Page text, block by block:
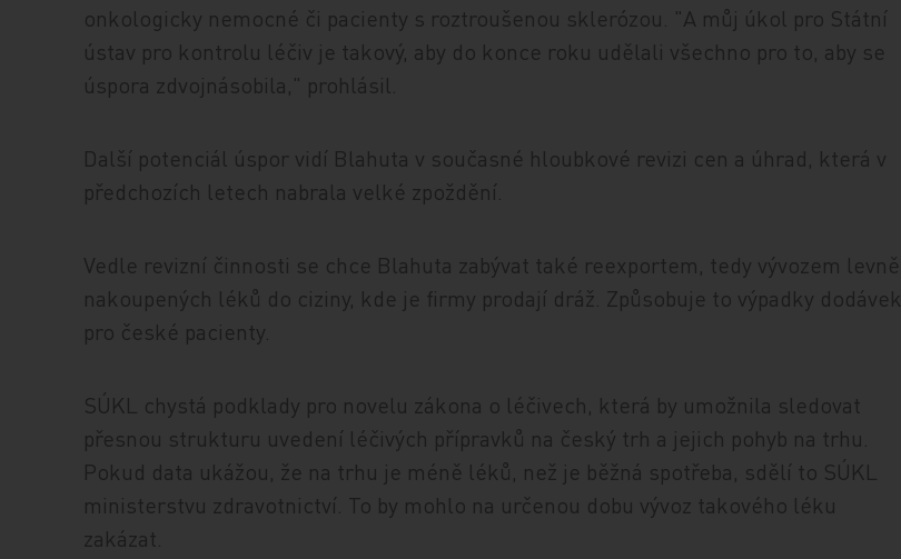
onkologicky nemocné či pacienty s roztroušenou sklerózou. "A můj úkol pro Státní
ústav pro kontrolu léčiv je takový, aby do konce roku udělali všechno pro to, aby se
úspora zdvojnásobila," prohlásil.
Další potenciál úspor vidí Blahuta v současné hloubkové revizi cen a úhrad, která v
předchozích letech nabrala velké zpoždění.
Vedle revizní činnosti se chce Blahuta zabývat také reexportem, tedy vývozem levně
nakoupených léků do ciziny, kde je firmy prodají dráž. Způsobuje to výpadky dodávek
pro české pacienty.
SÚKL chystá podklady pro novelu zákona o léčivech, která by umožnila sledovat
přesnou strukturu uvedení léčivých přípravků na český trh a jejich pohyb na trhu.
Pokud data ukážou, že na trhu je méně léků, než je běžná spotřeba, sdělí to SÚKL
ministerstvu zdravotnictví. To by mohlo na určenou dobu vývoz takového léku
zakázat.